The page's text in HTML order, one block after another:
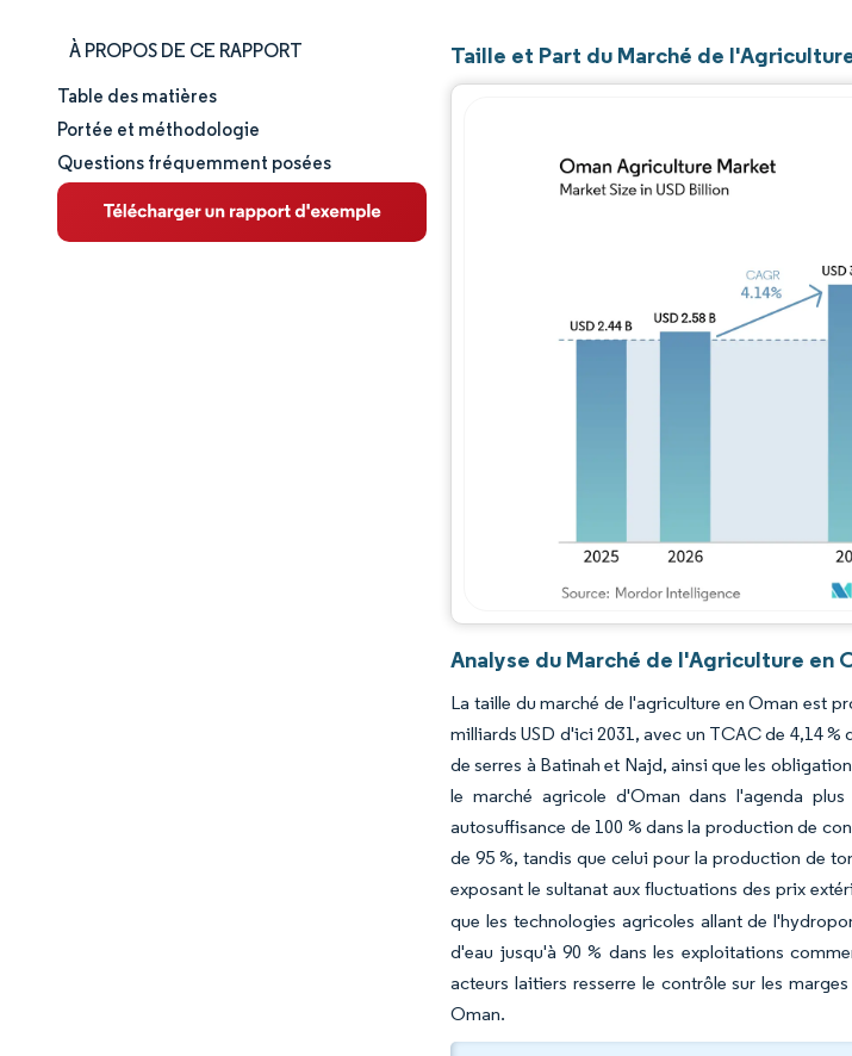
À PROPOS DE CE RAPPORT
Taille et part de marché
Analyse du marché
Tendances et perspectives
Table des matières
Portée et méthodologie
Questions fréquemment posées
Taille et Part du Marché de
Image © Mordor
Analyse du Marché de l'Agriculture en
La taille du marché de l'agriculture en Oman est
milliards USD d'ici 2031, avec un TCAC de 4,14 %
de serres à Batinah et Najd, ainsi que les
le marché agricole d'Oman dans l'agenda
autosuffisance de 100 % dans la production de
de 95 %, tandis que celui pour la production de
exposant le sultanat aux fluctuations des prix
que les technologies agricoles allant de
d'eau jusqu'à 90 % dans les exploitations
acteurs laitiers resserre le contrôle sur les
Oman.